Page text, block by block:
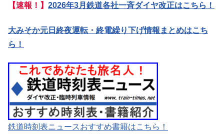
【速報！】 2026年3月鉄道各社一斉ダイヤ改正はこちら！
大みそか元日終夜運転・終電繰り下げ情報まとめはこち
ら！
鉄道時刻表ニュースおすすめ書籍はこちら！